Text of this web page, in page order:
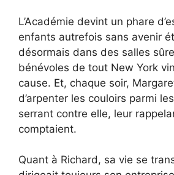
L’Académie devint un phare
enfants autrefois sans avenir
désormais dans des salles
bénévoles de tout New York
cause. Et, chaque soir,
d’arpenter les couloirs parmi
serrant contre elle, leur
comptaient.
Quant à Richard, sa vie se